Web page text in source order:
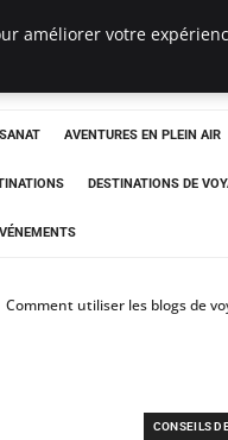
AVENTURES EN PLEIN AIR
DESTINATIONS DE
Comment utiliser les blogs de
CONSEILS
améliorer votre